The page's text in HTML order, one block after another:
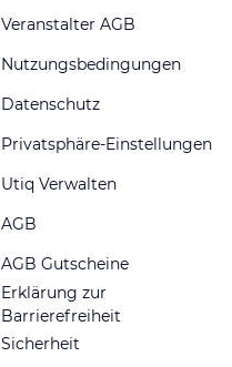
Veranstalter AGB
Nutzungsbedingungen
Datenschutz
Privatsphäre-Einstellungen
Utiq Verwalten
AGB
AGB Gutscheine
Erklärung zur
Barrierefreiheit
Sicherheit